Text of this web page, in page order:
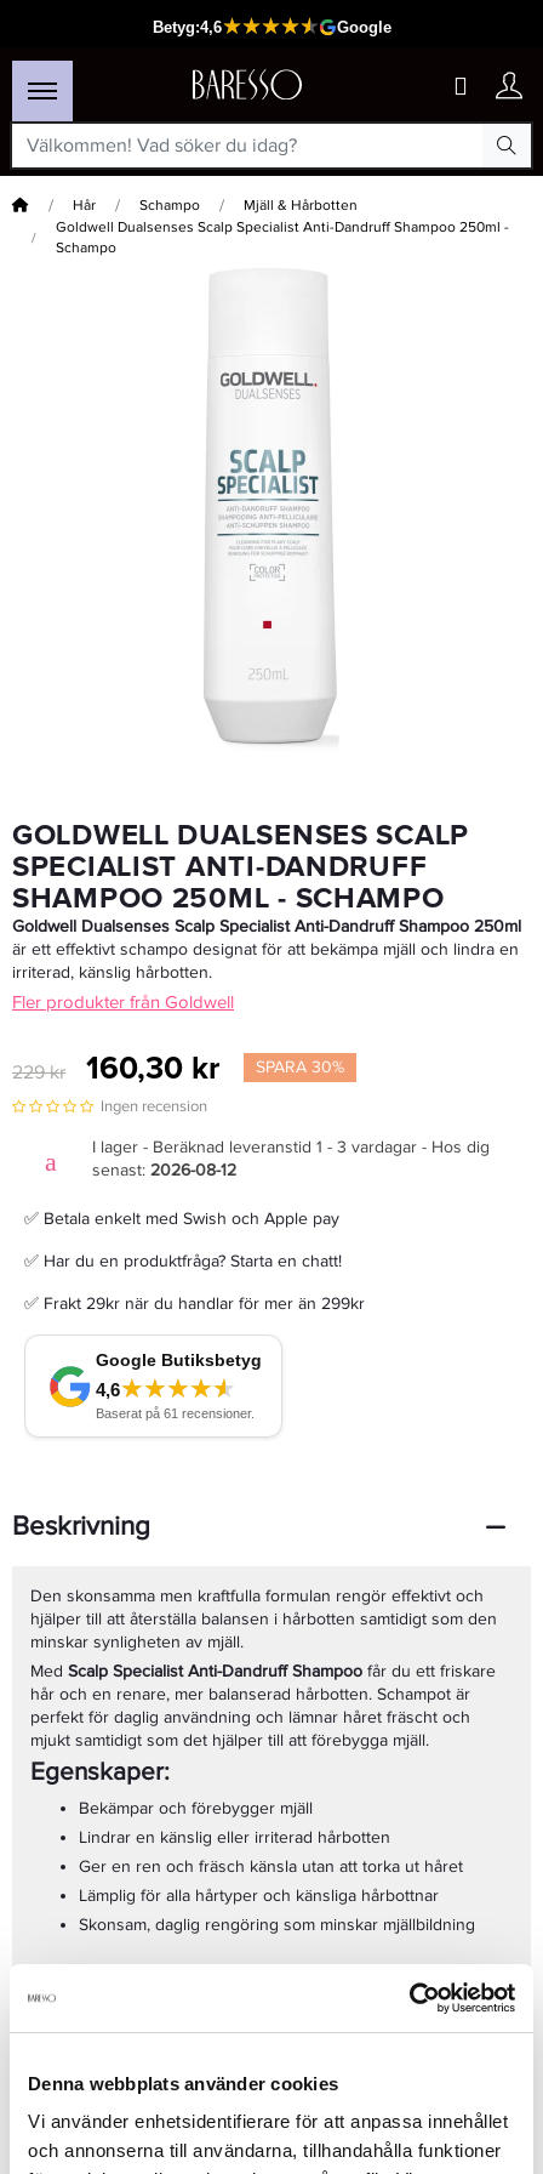
Denna webbplats använder cookies
Vi använder enhetsidentifierare för att anpassa innehållet
och annonserna till användarna, tillhandahålla funktioner
Hem Hår Schampo
Mjäll & Hårbotten
Goldwell Dualsenses Scalp Specialist Anti-Dandruff Shampoo 250ml -
Schampo
Passar din varukorg
Goldwell Dualsenses Rich Repair Restoring Conditioner 1000ml - Balsam
LÄGG I VARUKORGEN
GOLDWELL DUALSENSES SCALP
SPECIALIST ANTI-DANDRUFF
SHAMPOO 250ML - SCHAMPO
Goldwell Dualsenses Scalp Specialist Anti-Dandruff Shampoo 250ml
är ett effektivt schampo designat för att bekämpa mjäll och lindra en
irriterad, känslig hårbotten.
Fler produkter från Goldwell
229 kr 160,30 kr SPARA 30%
Ingen recension
I lager - Beräknad leveranstid 1 - 3 vardagar - Hos dig
senast: 2026-08-12
✅ Betala enkelt med Swish och Apple pay
✅ Har du en produktfråga? Starta en chatt!
✅ Frakt 29kr när du handlar för mer än 299kr
Beskrivning
Den skonsamma men kraftfulla formulan rengör effektivt och
hjälper till att återställa balansen i hårbotten samtidigt som den
minskar synligheten av mjäll.
Med Scalp Specialist Anti-Dandruff Shampoo får du ett friskare
hår och en renare, mer balanserad hårbotten. Schampot är
perfekt för daglig användning och lämnar håret fräscht och
mjukt samtidigt som det hjälper till att förebygga mjäll.
Egenskaper:
Bekämpar och förebygger mjäll
Lindrar en känslig eller irriterad hårbotten
Ger en ren och fräsch känsla utan att torka ut håret
Lämplig för alla hårtyper och känsliga hårbottnar
Skonsam, daglig rengöring som minskar mjällbildning
Applicera schampot på fuktigt hår, massera in i hårbotten och
skölj noggrant. För bästa resultat, använd regelbundet.
Vill ha ett schampo som förebygger mjäll och lindrar
irritation